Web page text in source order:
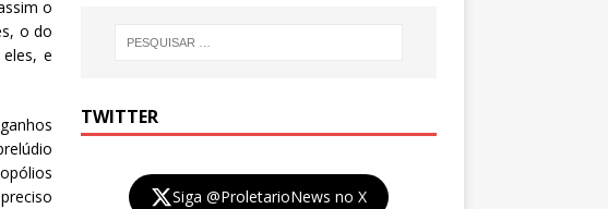
o
o do
e
TWITTER
Siga @ProletarioNews no X